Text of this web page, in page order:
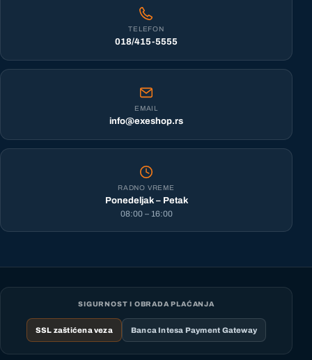
TELEFON
018/415-5555
EMAIL
info@exeshop.rs
RADNO VREME
Ponedeljak – Petak
08:00 – 16:00
SIGURNOST I OBRADA PLAĆANJA
SSL zaštićena veza Banca Intesa Payment Gateway